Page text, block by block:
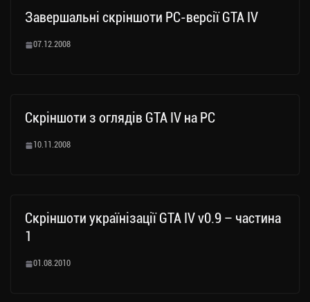
Завершальні скріншоти PC-версії GTA IV
07.12.2008
Скріншоти з оглядів GTA IV на PC
10.11.2008
Скріншоти українізації GTA IV v0.9 – частина
1
01.08.2010